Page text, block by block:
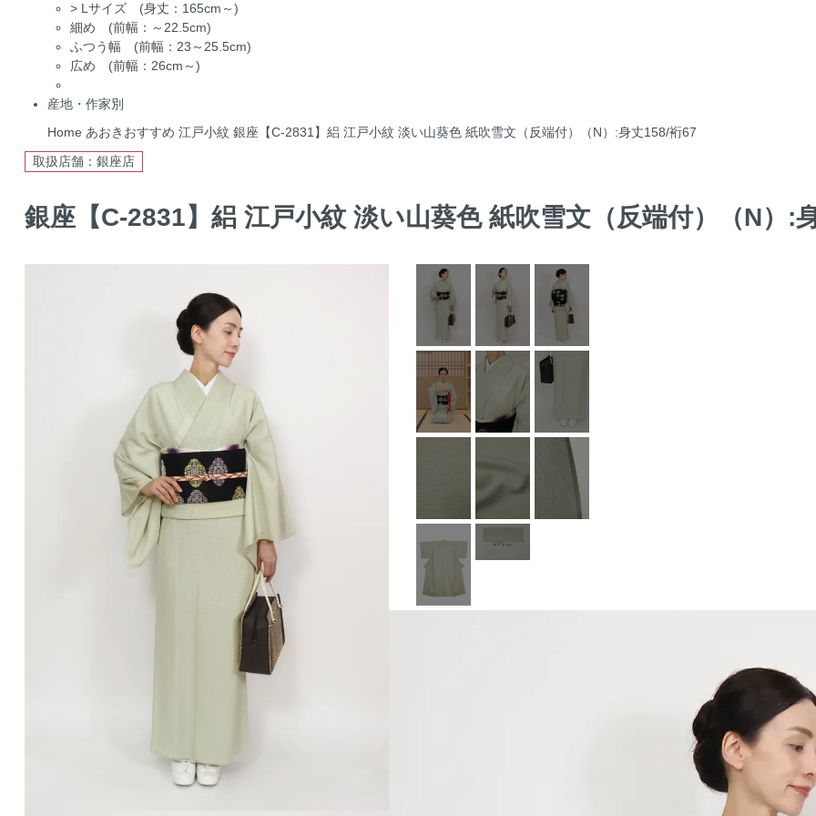
> Lサイズ (身丈：165cm～)
細め (前幅：～22.5cm)
ふつう幅 (前幅：23～25.5cm)
広め (前幅：26cm～)
産地・作家別
Home あおきおすすめ 江戸小紋 銀座【C-2831】絽 江戸小紋 淡い山葵色 紙吹雪文（反端付）（N）:身丈158/裄67
取扱店舗：銀座店
銀座【C-2831】絽 江戸小紋 淡い山葵色 紙吹雪文（反端付）（N）: